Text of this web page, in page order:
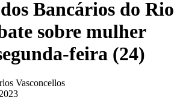
Bancários do Rio
sobre mulher
feira (24)
Vasconcellos